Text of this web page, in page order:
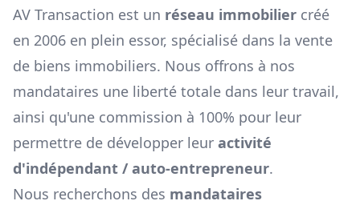
AV Transaction est un réseau immobilier créé
en 2006 en plein essor, spécialisé dans la vente
de biens immobiliers. Nous offrons à nos
mandataires une liberté totale dans leur travail,
ainsi qu'une commission à 100% pour leur
permettre de développer leur activité
d'indépendant / auto-entrepreneur.
Nous recherchons des mandataires